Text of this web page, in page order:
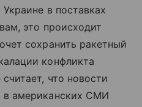
в поставках
это происходит
сохранить ракетный
конфликта
что новости
в американских СМИ